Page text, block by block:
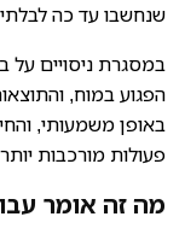
שנחשבו עד כה לבלתי
במסגרת ניסויים על
הפגוע במוח,
באופן משמעותי,
פעולות מורכבות
מה זה אומר